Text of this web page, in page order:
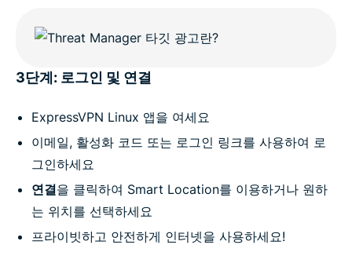
3단계: 로그인 및 연결
ExpressVPN Linux 앱을 여세요
이메일, 활성화 코드 또는 로그인 링크를 사용하여 로
그인하세요
연결을 클릭하여 Smart Location를 이용하거나 원하
는 위치를 선택하세요
프라이빗하고 안전하게 인터넷을 사용하세요!